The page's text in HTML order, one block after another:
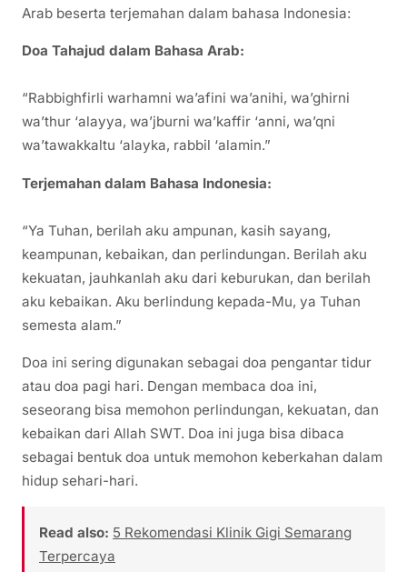
Arab beserta terjemahan dalam bahasa Indonesia:
Doa Tahajud dalam Bahasa Arab:
“Rabbighfirli warhamni wa’afini wa’anihi, wa’ghirni
wa’thur ‘alayya, wa’jburni wa’kaffir ‘anni, wa’qni
wa’tawakkaltu ‘alayka, rabbil ‘alamin.”
Terjemahan dalam Bahasa Indonesia:
“Ya Tuhan, berilah aku ampunan, kasih sayang,
keampunan, kebaikan, dan perlindungan. Berilah aku
kekuatan, jauhkanlah aku dari keburukan, dan berilah
aku kebaikan. Aku berlindung kepada-Mu, ya Tuhan
semesta alam.”
Doa ini sering digunakan sebagai doa pengantar tidur
atau doa pagi hari. Dengan membaca doa ini,
seseorang bisa memohon perlindungan, kekuatan, dan
kebaikan dari Allah SWT. Doa ini juga bisa dibaca
sebagai bentuk doa untuk memohon keberkahan dalam
hidup sehari-hari.
Read also: 5 Rekomendasi Klinik Gigi Semarang
Terpercaya